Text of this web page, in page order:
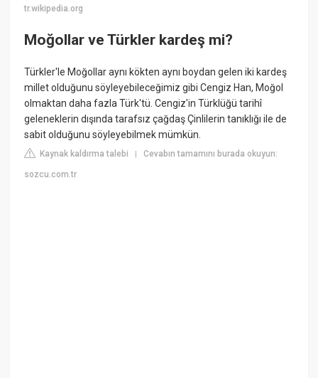
tr.wikipedia.org
Moğollar ve Türkler kardeş mi?
Türkler'le Moğollar aynı kökten aynı boydan gelen iki kardeş
millet olduğunu söyleyebileceğimiz gibi Cengiz Han, Moğol
olmaktan daha fazla Türk'tü. Cengiz'in Türklüğü tarihî
geleneklerin dışında tarafsız çağdaş Çinlilerin tanıklığı ile de
sabit olduğunu söyleyebilmek mümkün.
Kaynak kaldırma talebi |Cevabın tamamını burada okuyun:
sozcu.com.tr